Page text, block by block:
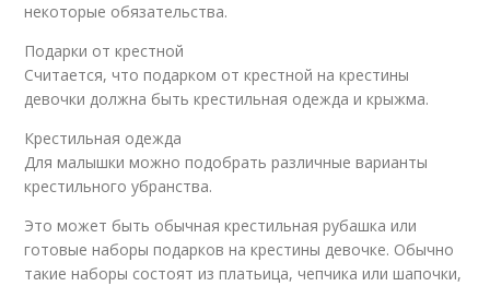
некоторые обязательства.
Подарки от крестной
Считается, что подарком от крестной на крестины
девочки должна быть крестильная одежда и крыжма.
Крестильная одежда
Для малышки можно подобрать различные варианты
крестильного убранства.
Это может быть обычная крестильная рубашка или
готовые наборы подарков на крестины девочке. Обычно
такие наборы состоят из платьица, чепчика или шапочки,